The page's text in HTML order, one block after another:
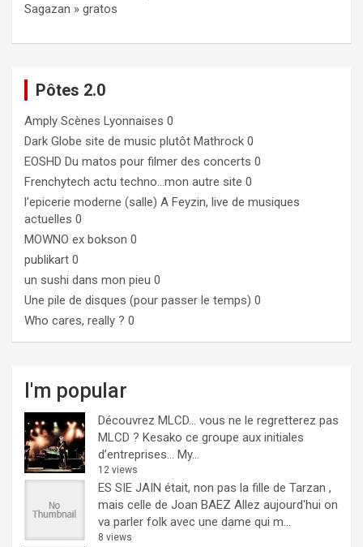
Sagazan » gratos
Pôtes 2.0
Amply Scènes Lyonnaises 0
Dark Globe site de music plutôt Mathrock 0
EOSHD Du matos pour filmer des concerts 0
Frenchytech actu techno…mon autre site 0
l'epicerie moderne (salle) A Feyzin, live de musiques
actuelles 0
MOWNO ex bokson 0
publikart 0
un sushi dans mon pieu 0
Une pile de disques (pour passer le temps) 0
Who cares, really ? 0
I'm popular
Découvrez MLCD… vous ne le regretterez pas
MLCD ? Kesako ce groupe aux initiales
d’entreprises… My...
12 views
ES SIE JAIN était, non pas la fille de Tarzan ,
mais celle de Joan BAEZ Allez aujourd'hui on
va parler folk avec une dame qui m...
8 views